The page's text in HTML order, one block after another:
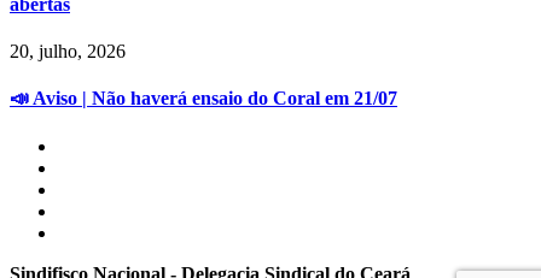
20, julho, 2026
📣 Aviso | Não haverá ensaio do Coral em 21/07
Sindifisco Nacional - Delegacia Sindical do Ceará